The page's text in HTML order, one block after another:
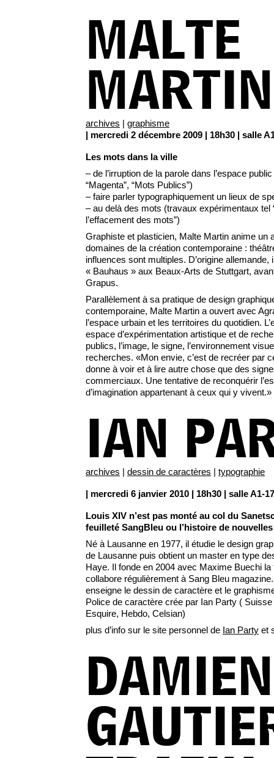
MALTE
MARTIN
archives | graphisme
| mercredi 2 décembre 2009 | 18h30 | salle
Les mots dans la ville
– de l’irruption de la parole dans l’espace
“Magenta”, “Mots Publics”)
– faire parler typographiquement un lieux de
– au delà des mots (travaux expérimentaux tel
l’effacement des mots”)
Graphiste et plasticien, Malte Martin anime un
domaines de la création contemporaine :
influences sont multiples. D’origine
« Bauhaus » aux Beaux-Arts de Stuttgart,
Grapus.
Parallèlement à sa pratique de design
contemporaine, Malte Martin a ouvert avec
l’espace urbain et les territoires du quotidien.
espace d’expérimentation artistique et de
publics, l’image, le signe, l’environnement
recherches. «Mon envie, c’est de recréer par
donne à voir et à lire autre chose que des
commerciaux. Une tentative de reconquérir
d’imagination appartenant à ceux qui y vivent.»
IAN
archives | dessin de caractères | typographie
| mercredi 6 janvier 2010 | 18h30 | salle A1-
Louis XIV n’est pas monté au col du
feuilleté SangBleu ou l’histoire de
Né à Lausanne en 1977, il étudie le design
de Lausanne puis obtient un master en type
Haye. Il fonde en 2004 avec Maxime Buechi
collabore régulièrement à Sang Bleu
enseigne le dessin de caractère et le
Police de caractère crée par Ian Party (
Esquire, Hebdo, Celsian)
plus d’info sur le site personnel de Ian Party et
DAMIEN